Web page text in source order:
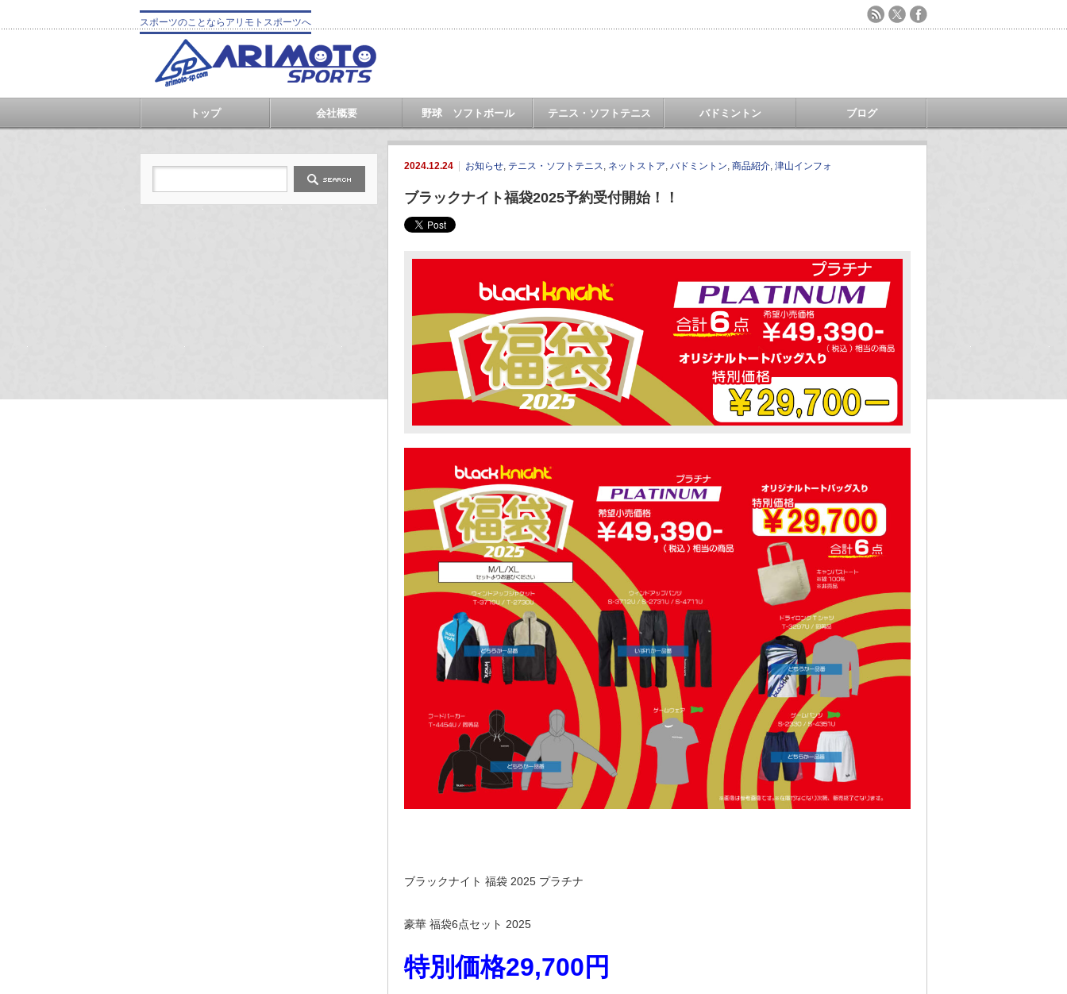
スポーツのことならアリモトスポーツへ
トップ 会社概要 野球 ソフトボール テニス・ソフトテニス バドミントン ブログ
2024.12.24 お知らせ, テニス・ソフトテニス, ネットストア, バドミントン, 商品紹介, 津山インフォ
ブラックナイト福袋2025予約受付開始！！
ブラックナイト 福袋 2025 プラチナ
豪華 福袋6点セット 2025
特別価格29,700円